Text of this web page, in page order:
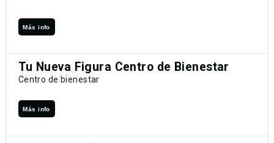
Más info
Tu Nueva Figura Centro de Bienestar
Centro de bienestar
Más info